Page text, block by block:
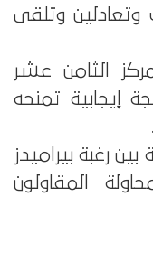
6 انتصارات وتعادلين وتلقى
الثامن عشر
إيجابية تمنحه
رغبة بيراميدز
المقاولون